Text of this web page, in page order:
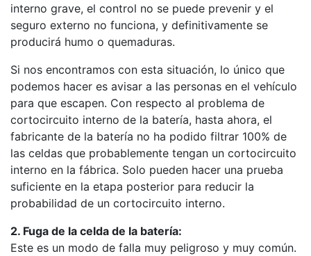
interno grave, el control no se puede prevenir y el
seguro externo no funciona, y definitivamente se
producirá humo o quemaduras.
Si nos encontramos con esta situación, lo único que
podemos hacer es avisar a las personas en el vehículo
para que escapen. Con respecto al problema de
cortocircuito interno de la batería, hasta ahora, el
fabricante de la batería no ha podido filtrar 100% de
las celdas que probablemente tengan un cortocircuito
interno en la fábrica. Solo pueden hacer una prueba
suficiente en la etapa posterior para reducir la
probabilidad de un cortocircuito interno.
2. Fuga de la celda de la batería:
Este es un modo de falla muy peligroso y muy común.